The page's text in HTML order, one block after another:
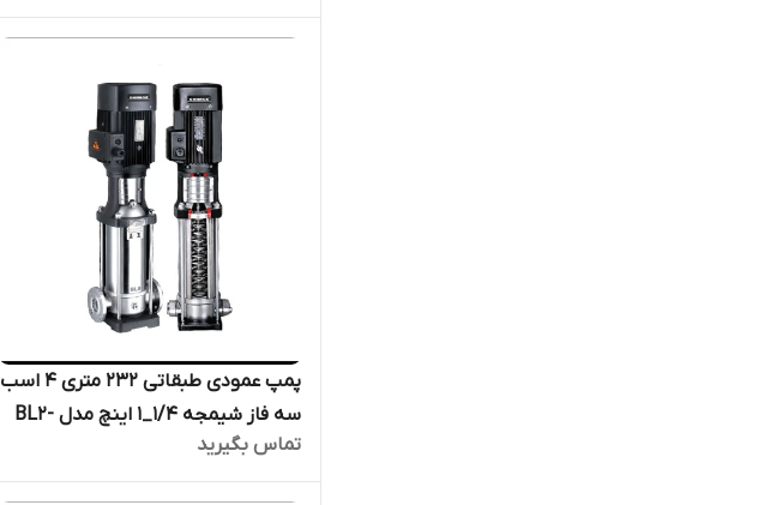
دیگ بخار
پمپ عمودی طبقاتی 232 متری ۴ اسب
سه فاز شیمجه ۱/۴_۱ اینچ مدل BL2-
26 | الکترو پمپ پروانه استیل فشار
قوی دیگ بخار
تماس بگیرید